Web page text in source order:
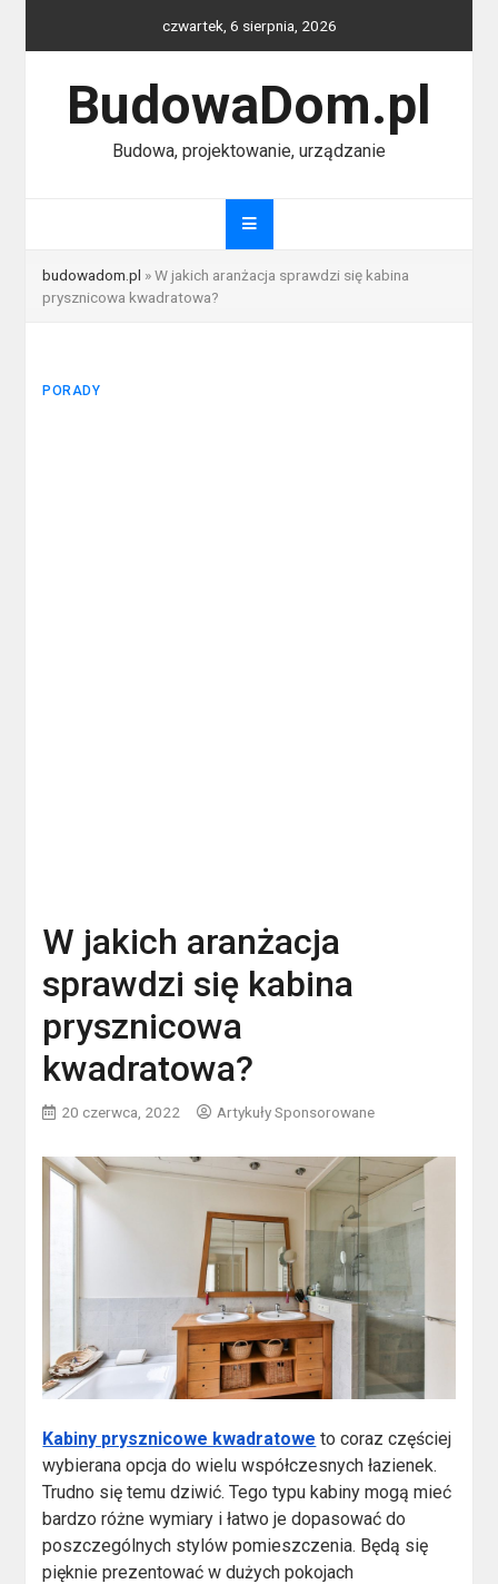
czwartek, 6 sierpnia, 2026
BudowaDom.pl
Budowa, projektowanie, urządzanie
budowadom.pl »W jakich aranżacja sprawdzi się kabina
prysznicowa kwadratowa?
PORADY
W jakich aranżacja
sprawdzi się kabina
prysznicowa
kwadratowa?
20 czerwca, 2022 Artykuły Sponsorowane
Kabiny prysznicowe kwadratowe to coraz częściej
wybierana opcja do wielu współczesnych łazienek.
Trudno się temu dziwić. Tego typu kabiny mogą mieć
bardzo różne wymiary i łatwo je dopasować do
poszczególnych stylów pomieszczenia. Będą się
pięknie prezentować w dużych pokojach